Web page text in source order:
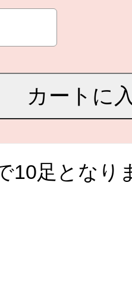
10足となり